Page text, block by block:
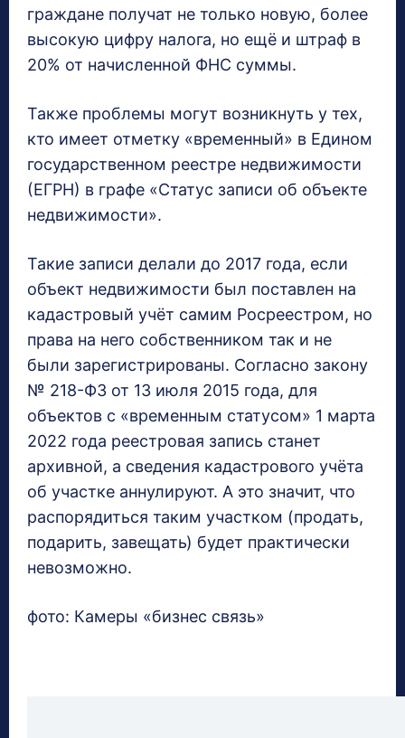
граждане получат не только новую, более
высокую цифру налога, но ещё и штраф в
20% от начисленной ФНС суммы.
Также проблемы могут возникнуть у тех,
кто имеет отметку «временный» в Едином
государственном реестре недвижимости
(ЕГРН) в графе «Статус записи об объекте
недвижимости».
Такие записи делали до 2017 года, если
объект недвижимости был поставлен на
кадастровый учёт самим Росреестром, но
права на него собственником так и не
были зарегистрированы. Согласно закону
№ 218-ФЗ от 13 июля 2015 года, для
объектов с «временным статусом» 1 марта
2022 года реестровая запись станет
архивной, а сведения кадастрового учёта
об участке аннулируют. А это значит, что
распорядиться таким участком (продать,
подарить, завещать) будет практически
невозможно.
фото: Камеры «бизнес связь»